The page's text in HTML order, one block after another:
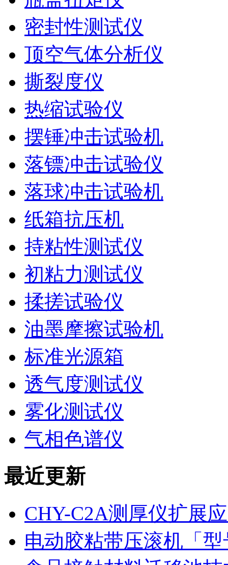
密封性测试仪
顶空气体分析仪
撕裂度仪
热缩试验仪
摆锤冲击试验机
落镖冲击试验仪
落球冲击试验机
纸箱抗压机
持粘性测试仪
初粘力测试仪
揉搓试验仪
油墨摩擦试验机
标准光源箱
透气度测试仪
雾化测试仪
气相色谱仪
最近更新
CHY-C2A测厚仪扩展
电动胶粘带压滚机「